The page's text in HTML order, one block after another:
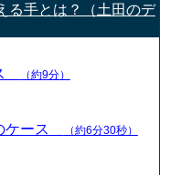
る手とは？（土田のデ
（約9分）
ケース （約6分30秒）